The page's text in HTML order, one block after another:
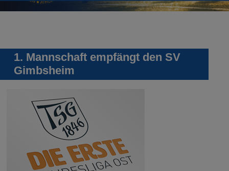
1. Mannschaft empfängt den SV
Gimbsheim